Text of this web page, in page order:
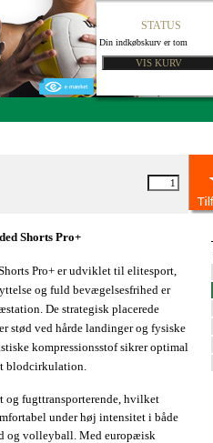
STATUS
Din indkøbskurv er tom
Shorts Pro+
Pro+ er udviklet til elitesport,
og fuld bevægelsesfrihed er
De strategisk placerede
stød ved hårde landinger og fysiske
kompressionsstof sikrer optimal
blodcirkulation.
og fugttransporterende, hvilket
under høj intensitet i både
og volleyball. Med europæisk